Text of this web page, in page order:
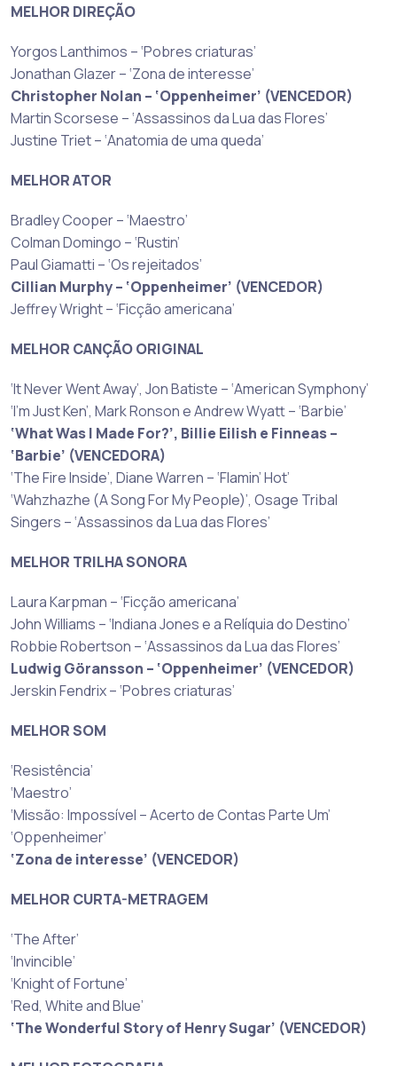
MELHOR DIREÇÃO
Yorgos Lanthimos – ‘Pobres criaturas’
Jonathan Glazer – ‘Zona de interesse’
Christopher Nolan – ‘Oppenheimer’ (VENCEDOR)
Martin Scorsese – ‘Assassinos da Lua das Flores’
Justine Triet – ‘Anatomia de uma queda’
MELHOR ATOR
Bradley Cooper – ‘Maestro’
Colman Domingo – ‘Rustin’
Paul Giamatti – ‘Os rejeitados’
Cillian Murphy – ‘Oppenheimer’ (VENCEDOR)
Jeffrey Wright – ‘Ficção americana’
MELHOR CANÇÃO ORIGINAL
‘It Never Went Away’, Jon Batiste – ‘American Symphony’
‘I’m Just Ken’, Mark Ronson e Andrew Wyatt – ‘Barbie’
‘What Was I Made For?’, Billie Eilish e Finneas –
‘Barbie’ (VENCEDORA)
‘The Fire Inside’, Diane Warren – ‘Flamin’ Hot’
‘Wahzhazhe (A Song For My People)’, Osage Tribal
Singers – ‘Assassinos da Lua das Flores’
MELHOR TRILHA SONORA
Laura Karpman – ‘Ficção americana’
John Williams – ‘Indiana Jones e a Relíquia do Destino’
Robbie Robertson – ‘Assassinos da Lua das Flores’
Ludwig Göransson – ‘Oppenheimer’ (VENCEDOR)
Jerskin Fendrix – ‘Pobres criaturas’
MELHOR SOM
‘Resistência’
‘Maestro’
‘Missão: Impossível – Acerto de Contas Parte Um’
‘Oppenheimer’
‘Zona de interesse’ (VENCEDOR)
MELHOR CURTA-METRAGEM
‘The After’
‘Invincible’
‘Knight of Fortune’
‘Red, White and Blue’
‘The Wonderful Story of Henry Sugar’ (VENCEDOR)